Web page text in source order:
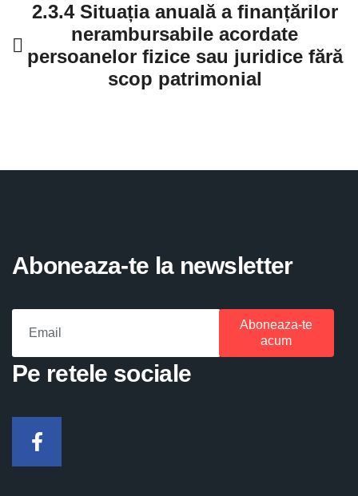
2.3.4 Situația anuală a finanțărilor
nerambursabile acordate
persoanelor fizice sau juridice fără
scop patrimonial
Aboneaza-te la newsletter
Aboneaza-te
acum
Pe retele sociale
Facebook